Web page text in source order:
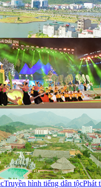
Truyền hình tiếng dân tộcPhát